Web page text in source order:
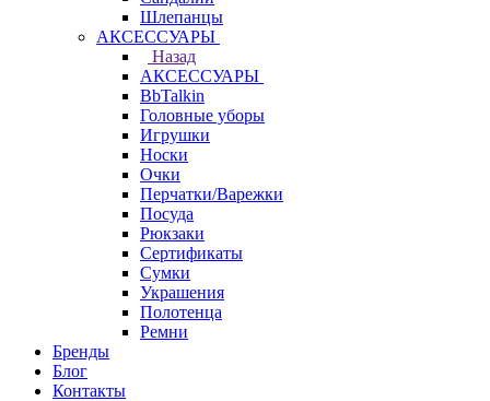
Шлепанцы
АКСЕССУАРЫ
Назад
АКСЕССУАРЫ
BbTalkin
Головные уборы
Игрушки
Носки
Очки
Перчатки/Варежки
Посуда
Рюкзаки
Сертификаты
Сумки
Украшения
Полотенца
Ремни
Бренды
Блог
Контакты